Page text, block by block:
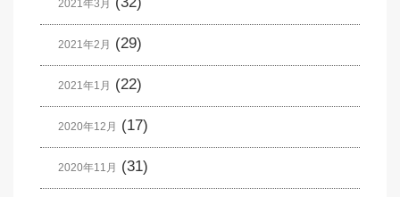
2021年3月
2021年2月 (29)
2021年1月 (22)
2020年12月 (17)
2020年11月 (31)